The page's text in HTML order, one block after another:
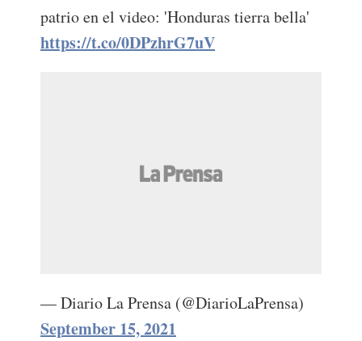
patrio en el video: 'Honduras tierra bella'
https://t.co/0DPzhrG7uV
— Diario La Prensa (@DiarioLaPrensa)
September 15, 2021